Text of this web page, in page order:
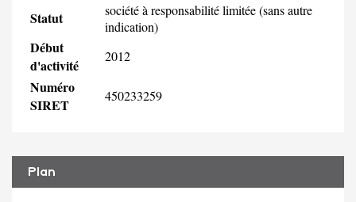
Statut
société à responsabilité limitée (sans autre
indication)
Début
d'activité
2012
Numéro
SIRET
450233259
Plan